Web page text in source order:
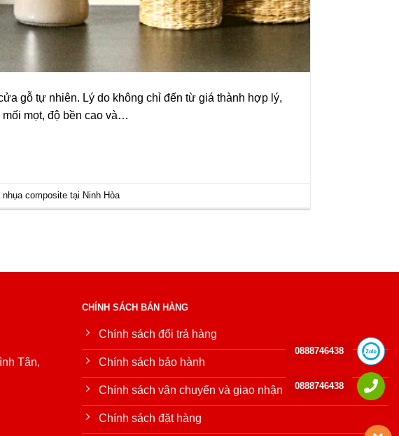
gỗ tự nhiên. Lý do không chỉ đến từ giá thành hợp lý,
mọt, độ bền cao và…
composite tại Ninh Hòa
Tân,
CHÍNH SÁCH BÁN HÀNG
Chính sách đổi trả hàng
Chính sách bảo hành
Chính sách vận chuyển và giao nhận
Chính sách đặt hàng
0888746438
0888746438